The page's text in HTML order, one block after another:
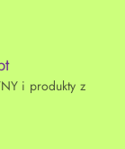
i produkty z